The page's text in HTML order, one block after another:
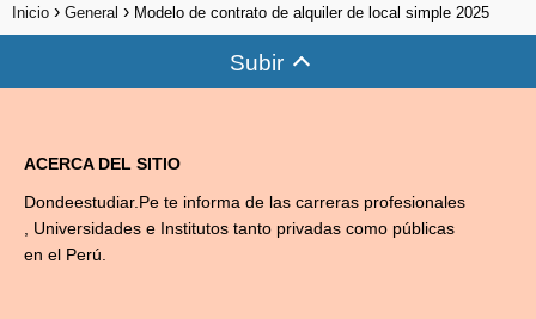
Inicio General Modelo de contrato de alquiler de local simple 2025
Subir
ACERCA DEL SITIO
Dondeestudiar.Pe te informa de las carreras profesionales
, Universidades e Institutos tanto privadas como públicas
en el Perú.